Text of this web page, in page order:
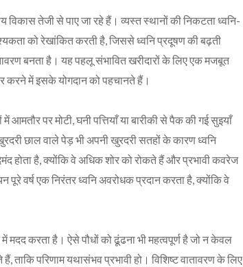
विकास तेजी से पाए जा रहे हैं। व्यस्त स्थानों की निकटता ध्वनि-
को रेखांकित करती है, जिससे ध्वनि प्रदूषण की बढ़ती
बनता है। यह पहलू संभावित खरीदारों के लिए एक मजबूत
करने में इसके योगदान को पहचानते हैं।
पर मोटी, घनी पत्तियाँ या बारीकी से पैक की गई सुइयाँ
छाल वाले पेड़ भी अपनी खुरदरी सतहों के कारण ध्वनि
होता है, क्योंकि वे अधिक शोर को रोकते हैं और प्रभावी कवरेज
वर्ष एक निरंतर ध्वनि अवरोधक प्रदान करता है, क्योंकि वे
मदद करता है। ऐसे पौधों को ढूंढना भी महत्वपूर्ण है जो न केवल
ताकि परिणाम यथासंभव प्रभावी हो। विशिष्ट वातावरण के लिए